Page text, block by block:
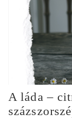
A láda –